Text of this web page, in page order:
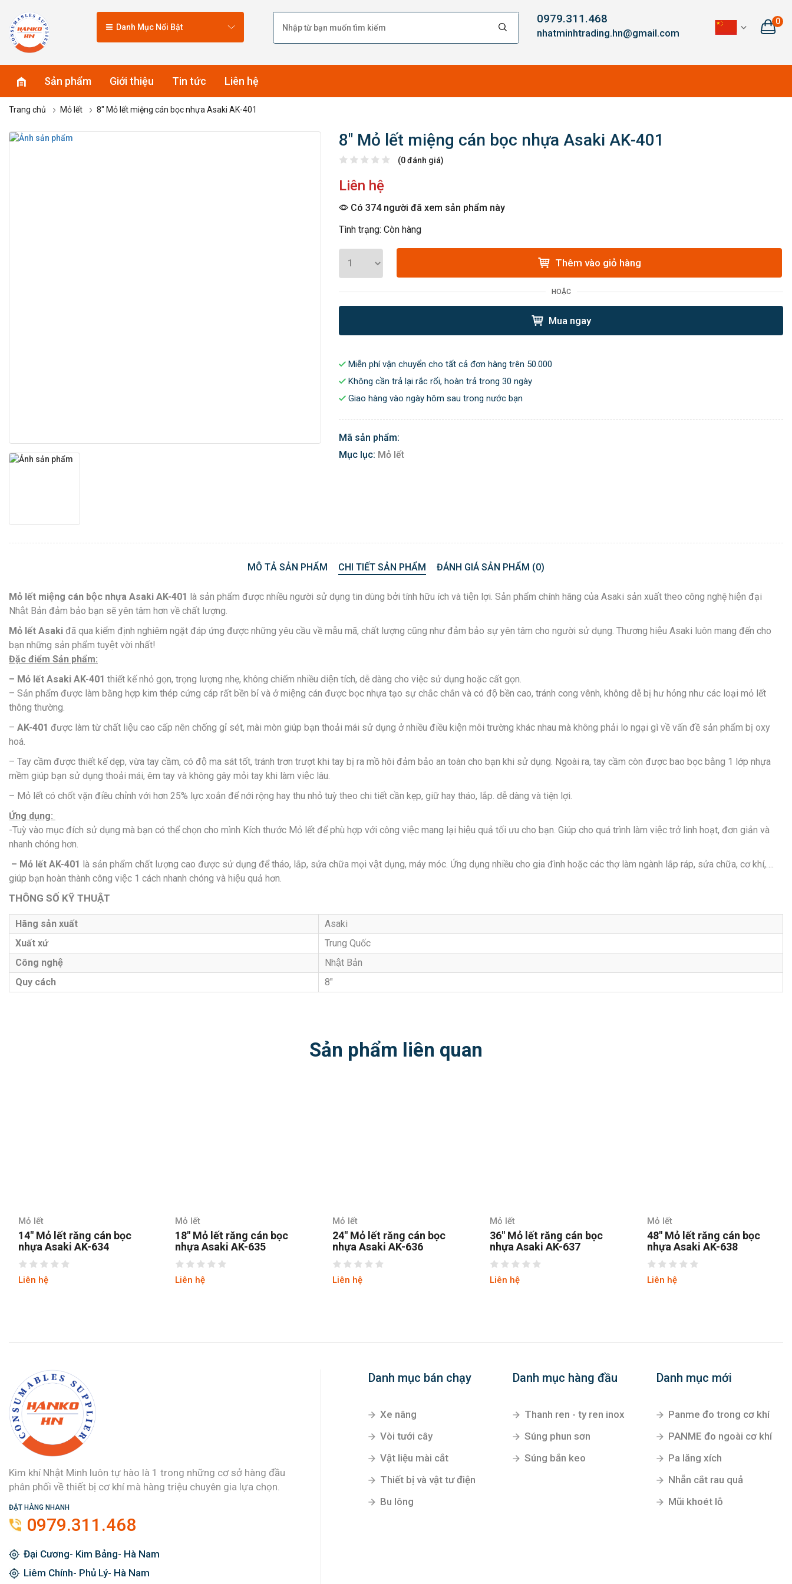
Danh Mục Nổi Bật
0979.311.468
nhatminhtrading.hn@gmail.com
0
Sản phẩm Giới thiệu Tin tức Liên hệ
Trang chủ Mỏ lết 8″ Mỏ lết miệng cán bọc nhựa Asaki AK-401
8″ Mỏ lết miệng cán bọc nhựa Asaki AK-401
(0 đánh giá)
Liên hệ
Có 374 người đã xem sản phẩm này
Tình trạng: Còn hàng
Thêm vào giỏ hàng
HOẶC
Mua ngay
Miễn phí vận chuyển cho tất cả đơn hàng trên 50.000
Không cần trả lại rắc rối, hoàn trả trong 30 ngày
Giao hàng vào ngày hôm sau trong nước bạn
Mã sản phẩm:
Mục lục: Mỏ lết
MÔ TẢ SẢN PHẨM CHI TIẾT SẢN PHẨM ĐÁNH GIÁ SẢN PHẨM (0)
Mỏ lết miệng cán bộc nhựa Asaki AK-401 là sản phẩm được nhiều người sử dụng tin dùng bởi tính hữu ích và tiện lợi. Sản phẩm chính hãng của Asaki sản xuất theo công nghệ hiện đại
Nhật Bản đảm bảo bạn sẽ yên tâm hơn về chất lượng.
Mỏ lết Asaki đã qua kiểm định nghiêm ngặt đáp ứng được những yêu cầu về mẫu mã, chất lượng cũng như đảm bảo sự yên tâm cho người sử dụng. Thương hiệu Asaki luôn mang đến cho
bạn những sản phẩm tuyệt vời nhất!
Đặc điểm Sản phẩm:
– Mỏ lết Asaki AK-401 thiết kế nhỏ gọn, trọng lượng nhẹ, không chiếm nhiều diện tích, dễ dàng cho việc sử dụng hoặc cất gọn.
– Sản phẩm được làm bằng hợp kim thép cứng cáp rất bền bỉ và ở miệng cán được bọc nhựa tạo sự chắc chắn và có độ bền cao, tránh cong vênh, không dễ bị hư hỏng như các loại mỏ lết
thông thường.
– AK-401 được làm từ chất liệu cao cấp nên chống gỉ sét, mài mòn giúp bạn thoải mái sử dụng ở nhiều điều kiện môi trường khác nhau mà không phải lo ngại gì về vấn đề sản phẩm bị oxy
hoá.
– Tay cầm được thiết kế dẹp, vừa tay cầm, có độ ma sát tốt, tránh trơn trượt khi tay bị ra mồ hôi đảm bảo an toàn cho bạn khi sử dụng. Ngoài ra, tay cầm còn được bao bọc bằng 1 lớp nhựa
mềm giúp bạn sử dụng thoải mái, êm tay và không gây mỏi tay khi làm việc lâu.
– Mỏ lết có chốt vặn điều chỉnh với hơn 25% lực xoắn để nới rộng hay thu nhỏ tuỳ theo chi tiết cần kẹp, giữ hay tháo, lắp. dễ dàng và tiện lợi.
Ứng dụng:
-Tuỳ vào mục đích sử dụng mà bạn có thể chọn cho mình Kích thước Mỏ lết để phù hợp với công việc mang lại hiệu quả tối ưu cho bạn. Giúp cho quá trình làm việc trở linh hoạt, đơn giản và
nhanh chóng hơn.
– Mỏ lết AK-401 là sản phẩm chất lượng cao được sử dụng để tháo, lắp, sửa chữa mọi vật dụng, máy móc. Ứng dụng nhiều cho gia đình hoặc các thợ làm ngành lắp ráp, sửa chữa, cơ khí,….
giúp bạn hoàn thành công việc 1 cách nhanh chóng và hiệu quả hơn.
THÔNG SỐ KỸ THUẬT
Hãng sản xuất
Asaki
Xuất xứ
Trung Quốc
Công nghệ
Nhật Bản
Quy cách
8″
Sản phẩm liên quan
Mỏ lết
14″ Mỏ lết răng cán bọc
nhựa Asaki AK-634
Liên hệ
Mỏ lết
18″ Mỏ lết răng cán bọc
nhựa Asaki AK-635
Liên hệ
Mỏ lết
24″ Mỏ lết răng cán bọc
nhựa Asaki AK-636
Liên hệ
Mỏ lết
36″ Mỏ lết răng cán bọc
nhựa Asaki AK-637
Liên hệ
Mỏ lết
48″ Mỏ lết răng cán bọc
nhựa Asaki AK-638
Liên hệ
Kim khí Nhật Minh luôn tự hào là 1 trong những cơ sở hàng đầu
phân phối về thiết bị cơ khí mà hàng triệu chuyên gia lựa chọn.
ĐẶT HÀNG NHANH
0979.311.468
Đại Cương- Kim Bảng- Hà Nam
Liêm Chính- Phủ Lý- Hà Nam
Danh mục bán chạy
Xe nâng
Vòi tưới cây
Vật liệu mài cắt
Thiết bị và vật tư điện
Bu lông
Danh mục hàng đầu
Thanh ren - ty ren inox
Súng phun sơn
Súng bắn keo
Danh mục mới
Panme đo trong cơ khí
PANME đo ngoài cơ khí
Pa lăng xích
Nhẵn cắt rau quả
Mũi khoét lỗ